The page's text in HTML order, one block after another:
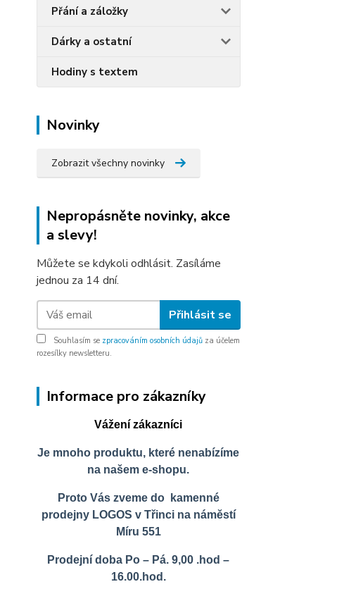
Přání a záložky
Dárky a ostatní
Hodiny s textem
Novinky
Zobrazit všechny novinky
Nepropásněte novinky, akce
a slevy!
Můžete se kdykoli odhlásit. Zasíláme
jednou za 14 dní.
Přihlásit se
Souhlasím se zpracováním osobních údajů za účelem
rozesílky newsletteru.
Informace pro zákazníky
Vážení zákazníci
Je mnoho produktu, které nenabízíme
na našem e-shopu.
Proto Vás zveme do kamenné
prodejny LOGOS v Třinci na náměstí
Míru 551
Prodejní doba Po – Pá. 9,00 .hod –
16.00.hod.